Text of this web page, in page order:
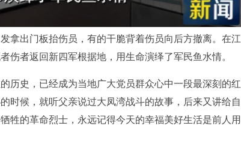
出门板抬伤员，有的干脆背着伤员向后方撤离。在江
伤者返回新四军根据地，用生命演绎了军民鱼水情。
史，已经成为当地广大党员群众心中一段最深刻的红
时候，就听父亲说过大凤湾战斗的故事，后来又讲给自
牲的革命烈士，永远记得今天的幸福美好生活是前人用